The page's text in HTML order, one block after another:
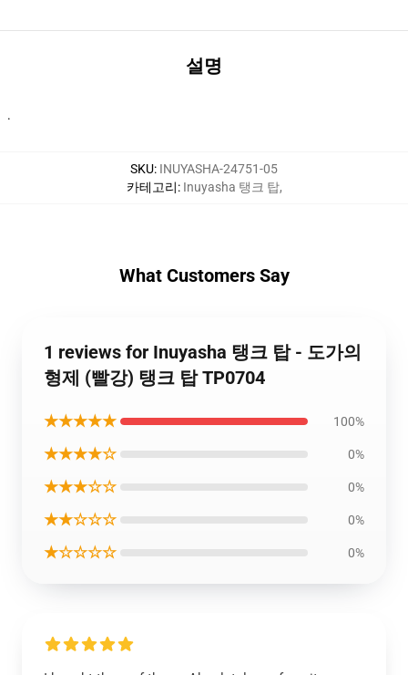
설명
·
SKU: INUYASHA-24751-05
카테고리: Inuyasha 탱크 탑,
What Customers Say
1 reviews for Inuyasha 탱크 탑 - 도가의
형제 (빨강) 탱크 탑 TP0704
★★★★★ 100%
★★★★☆ 0%
★★★☆☆ 0%
★★☆☆☆ 0%
★☆☆☆☆ 0%